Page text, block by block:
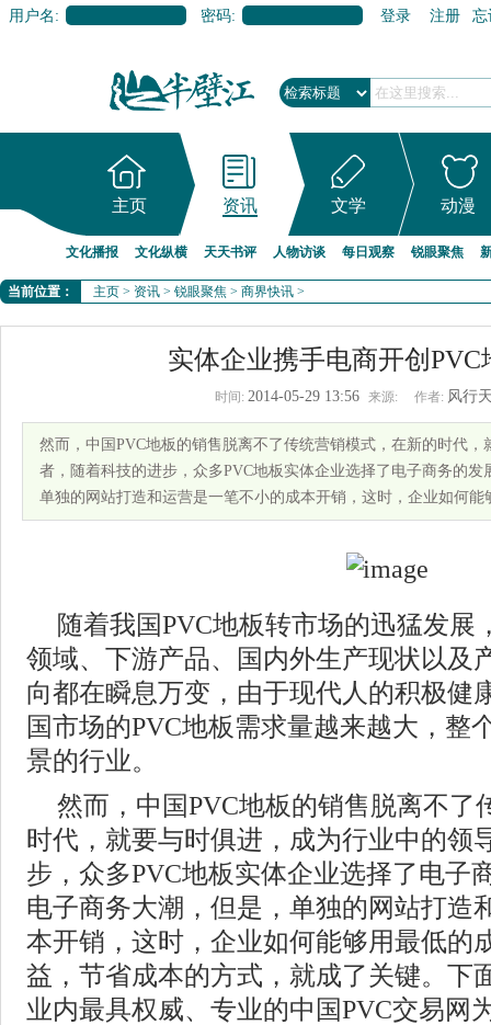
用户名: 密码: 登录 注册 忘
主页 资讯 文学 动漫
文化播报 文化纵横 天天书评 人物访谈 每日观察 锐眼聚焦
当前位置： 主页 > 资讯 > 锐眼聚焦 > 商界快讯 >
实体企业携手电商开创PVC
时间: 2014-05-29 13:56 来源: 作者: 风行
然而，中国PVC地板的销售脱离不了传统营销模式，在新的时代
者，随着科技的进步，众多PVC地板实体企业选择了电子商务的
单独的网站打造和运营是一笔不小的成本开销，这时，企业如何能
随着我国PVC地板转市场的迅猛发展
领域、下游产品、国内外生产现状以及
向都在瞬息万变，由于现代人的积极健
国市场的PVC地板需求量越来越大，整
景的行业。
然而，中国PVC地板的销售脱离不了
时代，就要与时俱进，成为行业中的领
步，众多PVC地板实体企业选择了电子
电子商务大潮，但是，单独的网站打造
本开销，这时，企业如何能够用最低的
益，节省成本的方式，就成了关键。下
业内最具权威、专业的中国PVC交易网